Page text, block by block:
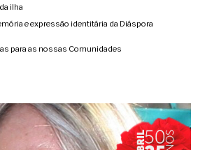
ilha
e expressão identitária da Diáspora
para as nossas Comunidades